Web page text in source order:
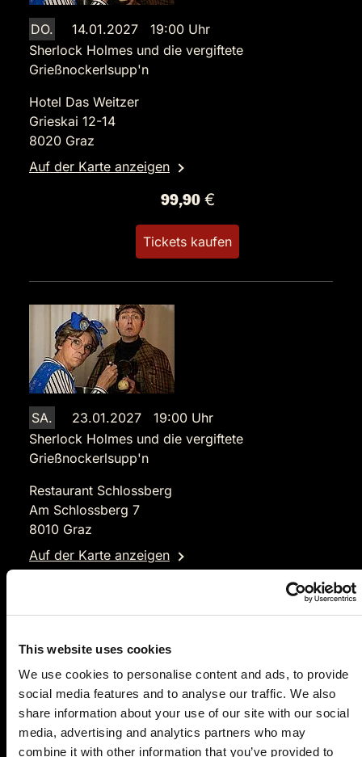
This website uses cookies
We use cookies to personalise content and ads, to provide
social media features and to analyse our traffic. We also
share information about your use of our site with our social
media, advertising and analytics partners who may
combine it with other information that you’ve provided to
DO.
14.01.2027 19:00 Uhr
Sherlock Holmes und die vergiftete
Grießnockerlsupp'n
Hotel Das Weitzer
Grieskai 12-14
8020 Graz
Auf der Karte anzeigen
99,90 €
Tickets kaufen
SA.
23.01.2027 19:00 Uhr
Sherlock Holmes und die vergiftete
Grießnockerlsupp'n
Restaurant Schlossberg
Am Schlossberg 7
8010 Graz
Auf der Karte anzeigen